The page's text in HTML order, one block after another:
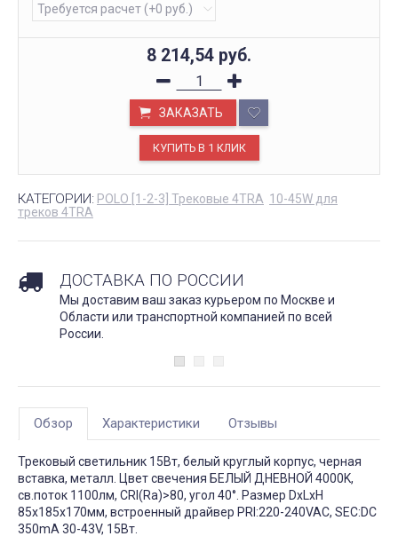
8 214,54 руб.
ЗАКАЗАТЬ
КАТЕГОРИИ: POLO [1-2-3] Трековые 4TRA 10-45W для
треков 4TRA
ДОСТАВКА ПО РОССИИ
Мы доставим ваш заказ курьером по Москве и
Области или транспортной компанией по всей
России.
Обзор Характеристики Отзывы
Трековый светильник 15Вт, белый круглый корпус, черная
вставка, металл. Цвет свечения БЕЛЫЙ ДНЕВНОЙ 4000K,
св.поток 1100лм, CRI(Ra)>80, угол 40°. Размер DxLxH
85x185x170мм, встроенный драйвер PRI:220-240VAC, SEC:DC
350mA 30-43V, 15Вт.